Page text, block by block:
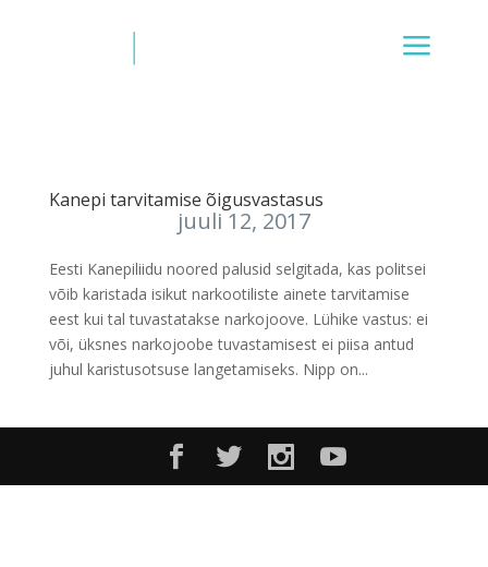
Kanepi tarvitamise õigusvastasus
juuli 12, 2017
Eesti Kanepiliidu noored palusid selgitada, kas politsei
võib karistada isikut narkootiliste ainete tarvitamise
eest kui tal tuvastatakse narkojoove. Lühike vastus: ei
või, üksnes narkojoobe tuvastamisest ei piisa antud
juhul karistusotsuse langetamiseks. Nipp on...